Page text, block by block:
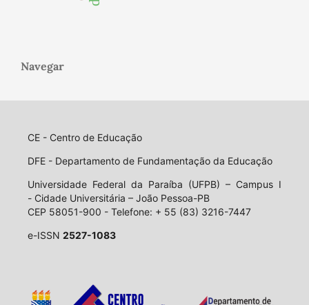
Navegar
CE - Centro de Educação
DFE - Departamento de Fundamentação da Educação
Universidade Federal da Paraíba (UFPB) – Campus I
- Cidade Universitária – João Pessoa-PB
CEP 58051-900 - Telefone: + 55 (83) 3216-7447
e-ISSN 2527-1083